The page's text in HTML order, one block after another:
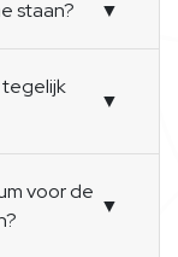
staan? ▼
▼
voor de
▼